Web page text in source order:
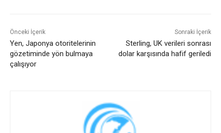
Önceki İçerik
Yen, Japonya otoritelerinin
gözetiminde yön bulmaya
çalışıyor
Sonraki İçerik
Sterling, UK verileri sonrası
dolar karşısında hafif geriledi